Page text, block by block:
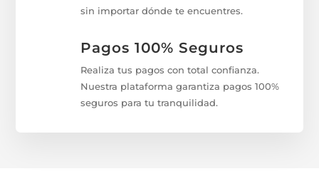
sin importar dónde te encuentres.
Pagos 100% Seguros
Realiza tus pagos con total confianza.
Nuestra plataforma garantiza pagos 100%
seguros para tu tranquilidad.